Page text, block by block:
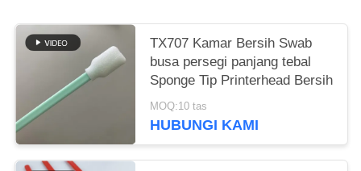
TX707 Kamar Bersih Swab
busa persegi panjang tebal
Sponge Tip Printerhead Bersih
MOQ:10 tas
HUBUNGI KAMI